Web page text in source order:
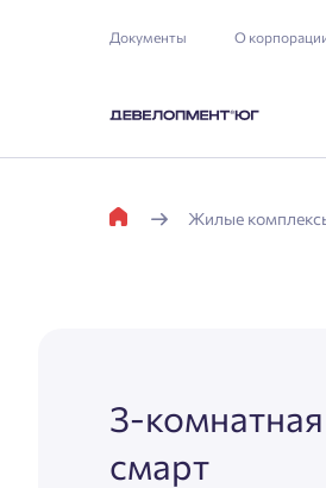
Документы О
Жилые
3-
смарт